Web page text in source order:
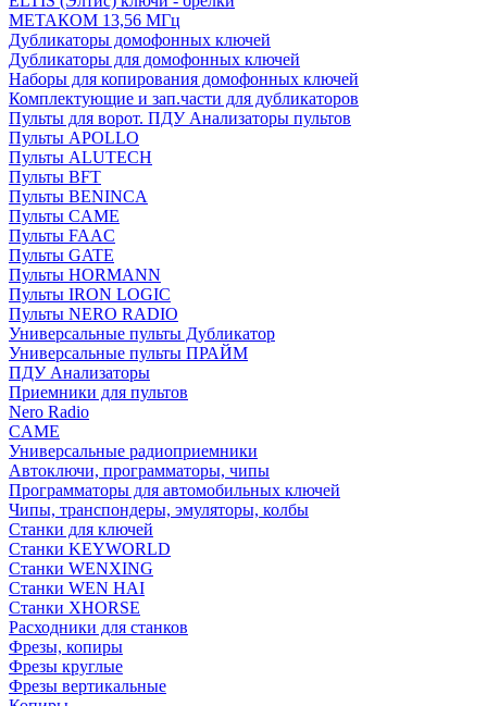
МЕТАКОМ 13,56 МГц
Дубликаторы домофонных ключей
Дубликаторы для домофонных ключей
Наборы для копирования домофонных ключей
Комплектующие и зап.части для дубликаторов
Пульты для ворот. ПДУ Анализаторы пультов
Пульты APOLLO
Пульты ALUTECH
Пульты BFT
Пульты BENINCA
Пульты CAME
Пульты FAAC
Пульты GATE
Пульты HORMANN
Пульты IRON LOGIC
Пульты NERO RADIO
Универсальные пульты Дубликатор
Универсальные пульты ПРАЙМ
ПДУ Анализаторы
Приемники для пультов
Nero Radio
CAME
Универсальные радиоприемники
Автоключи, программаторы, чипы
Программаторы для автомобильных ключей
Чипы, транспондеры, эмуляторы, колбы
Станки для ключей
Станки KEYWORLD
Станки WENXING
Станки WEN HAI
Станки XHORSE
Расходники для станков
Фрезы, копиры
Фрезы круглые
Фрезы вертикальные